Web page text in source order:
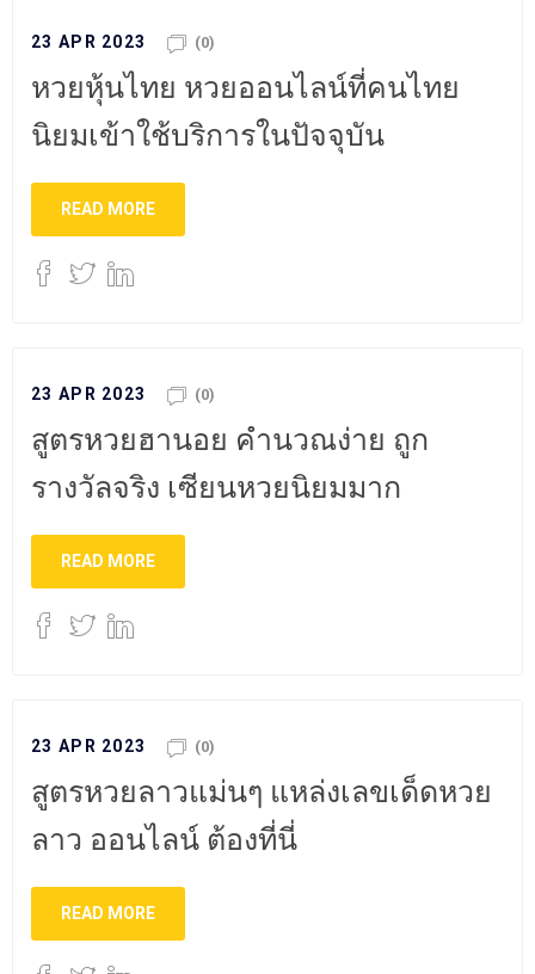
23 APR 2023 (0)
หวยหุ้นไทย หวยออนไลน์ที่คนไทย
นิยมเข้าใช้บริการในปัจจุบัน
READ MORE
23 APR 2023 (0)
สูตรหวยฮานอย คำนวณง่าย ถูก
รางวัลจริง เซียนหวยนิยมมาก
READ MORE
23 APR 2023 (0)
สูตรหวยลาวแม่นๆ แหล่งเลขเด็ดหวย
ลาว ออนไลน์ ต้องที่นี่
READ MORE